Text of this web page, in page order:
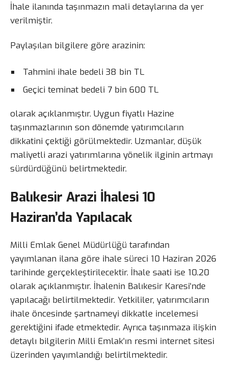
İhale ilanında taşınmazın mali detaylarına da yer
verilmiştir.
Paylaşılan bilgilere göre arazinin:
Tahmini ihale bedeli 38 bin TL
Geçici teminat bedeli 7 bin 600 TL
olarak açıklanmıştır. Uygun fiyatlı Hazine
taşınmazlarının son dönemde yatırımcıların
dikkatini çektiği görülmektedir. Uzmanlar, düşük
maliyetli arazi yatırımlarına yönelik ilginin artmayı
sürdürdüğünü belirtmektedir.
Balıkesir Arazi İhalesi 10
Haziran’da Yapılacak
Milli Emlak Genel Müdürlüğü tarafından
yayımlanan ilana göre ihale süreci 10 Haziran 2026
tarihinde gerçekleştirilecektir. İhale saati ise 10.20
olarak açıklanmıştır. İhalenin Balıkesir Karesi’nde
yapılacağı belirtilmektedir. Yetkililer, yatırımcıların
ihale öncesinde şartnameyi dikkatle incelemesi
gerektiğini ifade etmektedir. Ayrıca taşınmaza ilişkin
detaylı bilgilerin Milli Emlak’ın resmi internet sitesi
üzerinden yayımlandığı belirtilmektedir.